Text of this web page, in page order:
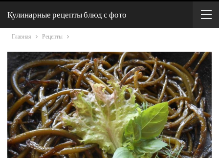
Кулинарные рецепты блюд с фото
Главная Рецепты